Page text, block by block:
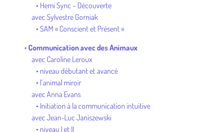
• Hemi Sync – Découverte
avec Sylvestre Gorniak
• SAM « Conscient et Présent »
• Communication avec des Animaux
avec Caroline Leroux
• niveau débutant et avancé
• l’animal miroir
avec Anna Evans
• Initiation à la communication intuitive
avec Jean-Luc Janiszewski
• niveau I et II